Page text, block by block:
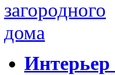
Интерьер